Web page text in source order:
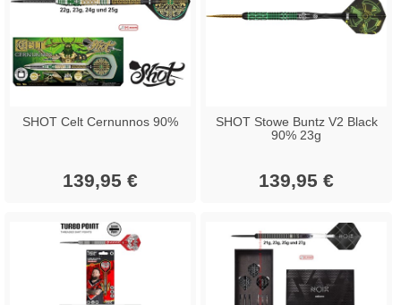
SHOT Celt Cernunnos 90%
139,95 €
SHOT Stowe Buntz V2 Black
90% 23g
139,95 €